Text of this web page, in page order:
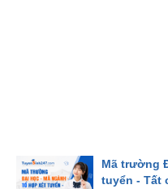
Mã trường
tuyển - Tất